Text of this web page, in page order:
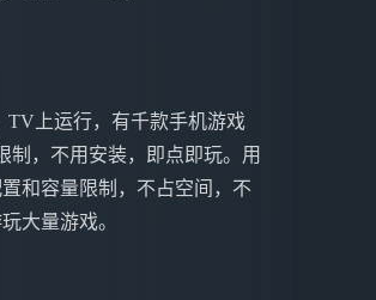
TV上运行，有千款手机游戏
制，不用安装，即点即玩。用
和容量限制，不占空间，不
大量游戏。